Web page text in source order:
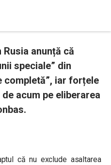
anunță că
speciale” din
completă”, iar forțele
acum pe eliberarea
că nu exclude asaltarea